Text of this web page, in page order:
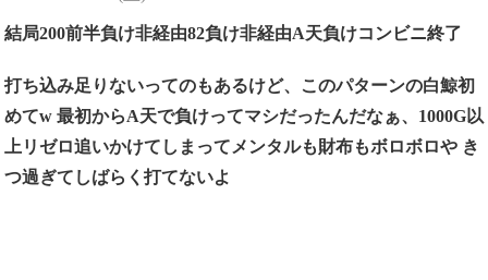
結局200前半負け非経由82負け非経由A天負けコンビニ終了
打ち込み足りないってのもあるけど、このパターンの白鯨初
めてw 最初からA天で負けってマシだったんだなぁ、1000G以
上リゼロ追いかけてしまってメンタルも財布もボロボロや き
つ過ぎてしばらく打てないよ